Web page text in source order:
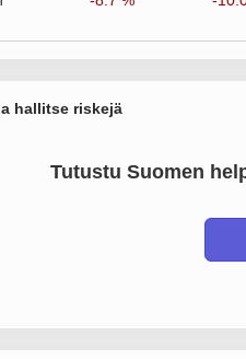
hallitse riskejä
Tutustu Suomen